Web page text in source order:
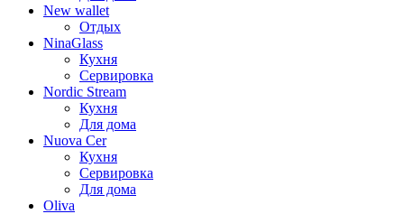
New wallet
Отдых
NinaGlass
Кухня
Сервировка
Nordic Stream
Кухня
Для дома
Nuova Cer
Кухня
Сервировка
Для дома
Oliva